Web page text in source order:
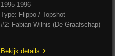
1995-1996
Type: Flippo / Topshot
#2: Fabian Wilnis (De Graafschap)
Bekijk details